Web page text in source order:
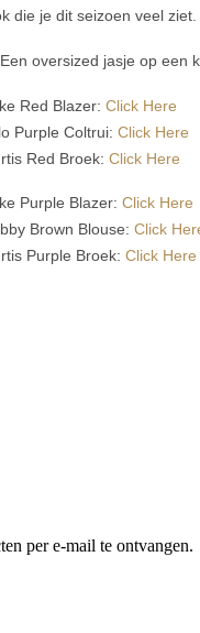
die je dit seizoen veel ziet.
Een oversized jasje op een
Red Blazer: Click Here
Purple Coltrui: Click Here
Red Broek: Click Here
Purple Blazer: Click Here
Brown Blouse: Click
Purple Broek: Click Here
per e-mail te ontvangen.